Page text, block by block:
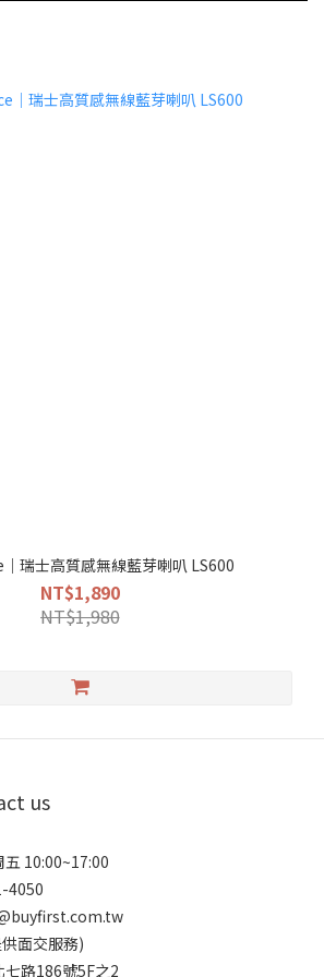
瑞士高質感無線藍芽喇叭 LS600
NT$1,890
NT$1,980
us
五 10:00~17:00
4050
面交服務)
路186號5F之2